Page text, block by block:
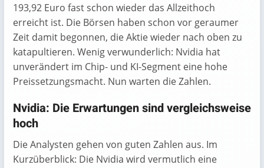
193,92 Euro fast schon wieder das Allzeithoch
erreicht ist. Die Börsen haben schon vor geraumer
Zeit damit begonnen, die Aktie wieder nach oben zu
katapultieren. Wenig verwunderlich: Nvidia hat
unverändert im Chip- und KI-Segment eine hohe
Preissetzungsmacht. Nun warten die Zahlen.
Nvidia: Die Erwartungen sind vergleichsweise
hoch
Die Analysten gehen von guten Zahlen aus. Im
Kurzüberblick: Die Nvidia wird vermutlich eine